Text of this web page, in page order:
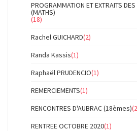
PROGRAMMATION ET EXTRAITS
(MATHS)
(18)
Rachel GUICHARD(2)
Randa Kassis(1)
Raphaël PRUDENCIO(1)
REMERCIEMENTS(1)
RENCONTRES D'AUBRAC (18èmes)
RENTREE OCTOBRE 2020(1)